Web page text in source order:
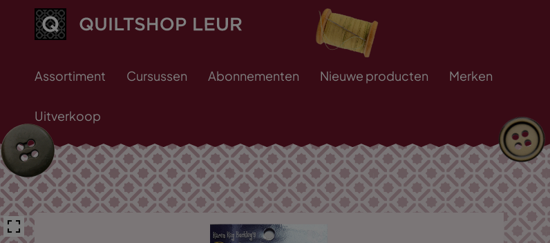
Assortiment Cursussen Abonnementen Nieuwe producten Merken
Uitverkoop